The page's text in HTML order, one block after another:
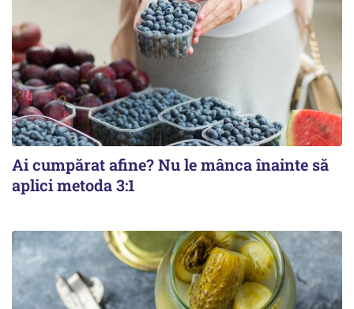
Ai cumpărat afine? Nu le mânca înainte să
aplici metoda 3:1